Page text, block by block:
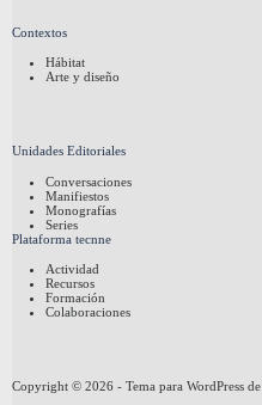
Contextos
Hábitat
Arte y diseño
Unidades Editoriales
Conversaciones
Manifiestos
Monografías
Series
Plataforma tecnne
Actividad
Recursos
Formación
Colaboraciones
Copyright © 2026 - Tema para WordPress de